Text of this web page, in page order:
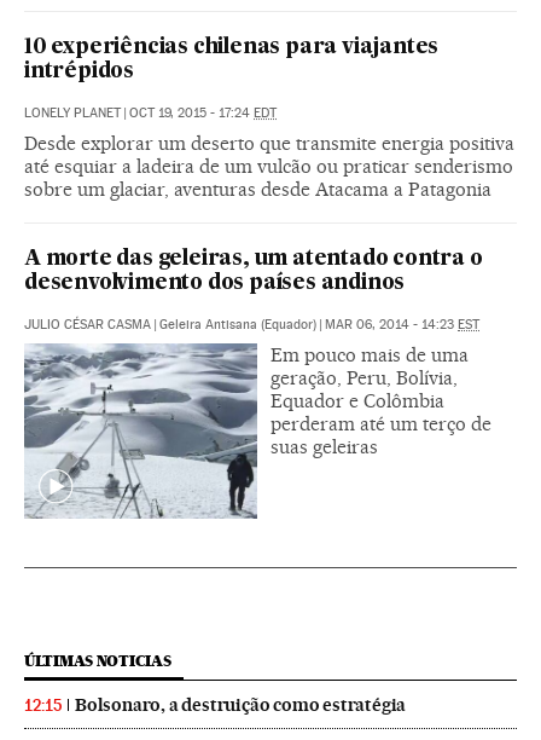
10 experiências chilenas para viajantes
intrépidos
LONELY PLANET | OCT 19, 2015 - 17:24 EDT
Desde explorar um deserto que transmite energia positiva
até esquiar a ladeira de um vulcão ou praticar senderismo
sobre um glaciar, aventuras desde Atacama a Patagonia
A morte das geleiras, um atentado contra o
desenvolvimento dos países andinos
JULIO CÉSAR CASMA | Geleira Antisana (Equador) | MAR 06, 2014 - 14:23 EST
Em pouco mais de uma
geração, Peru, Bolívia,
Equador e Colômbia
perderam até um terço de
suas geleiras
ÚLTIMAS NOTICIAS
12:15 Bolsonaro, a destruição como estratégia